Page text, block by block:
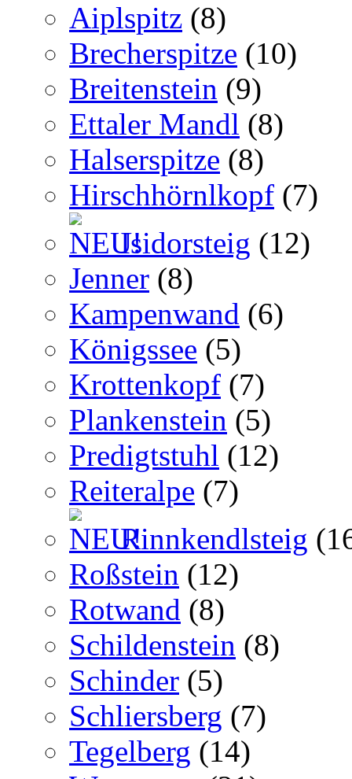
Aiplspitz (8)
Brecherspitze (10)
Breitenstein (9)
Ettaler Mandl (8)
Halserspitze (8)
Hirschhörnlkopf (7)
Isidorsteig (12)
Jenner (8)
Kampenwand (6)
Königssee (5)
Krottenkopf (7)
Plankenstein (5)
Predigtstuhl (12)
Reiteralpe (7)
Rinnkendlsteig
Roßstein (12)
Rotwand (8)
Schildenstein (8)
Schinder (5)
Schliersberg (7)
Tegelberg (14)